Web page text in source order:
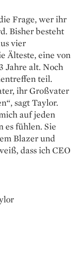
Frage, wer ihr
Bisher besteht
vier
­Älteste, eine von
Jahre alt. Noch
teil.
ihr Großvater
sagt Taylor.
auf jeden
es fühlen. Sie
Blazer und
dass ich CEO